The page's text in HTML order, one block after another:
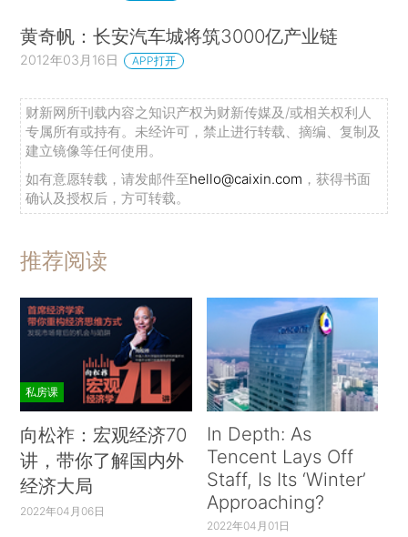
黄奇帆：长安汽车城将筑3000亿产业链
2012年03月16日 APP打开
财新网所刊载内容之知识产权为财新传媒及/或相关权利人
专属所有或持有。未经许可，禁止进行转载、摘编、复制及
建立镜像等任何使用。
如有意愿转载，请发邮件至hello@caixin.com ，获得书面
确认及授权后，方可转载。
推荐阅读
私房课
向松祚：宏观经济70
讲，带你了解国内外
经济大局
2022年04月06日
In Depth: As
Tencent Lays Off
Staff, Is Its ‘Winter’
Approaching?
2022年04月01日